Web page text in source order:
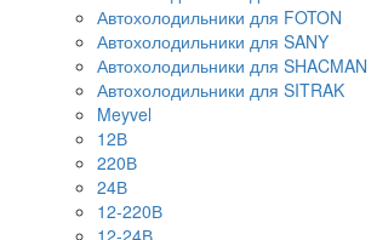
Автохолодильники для FOTON
Автохолодильники для SANY
Автохолодильники для SHACMAN
Автохолодильники для SITRAK
Meyvel
12В
220В
24В
12-220В